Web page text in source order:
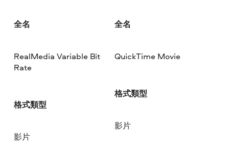
全名
RealMedia Variable Bit
Rate
格式類型
影片
全名
QuickTime Movie
格式類型
影片